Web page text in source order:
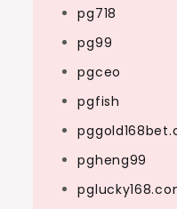
pg718
pg99
pgceo
pgfish
pgheng99